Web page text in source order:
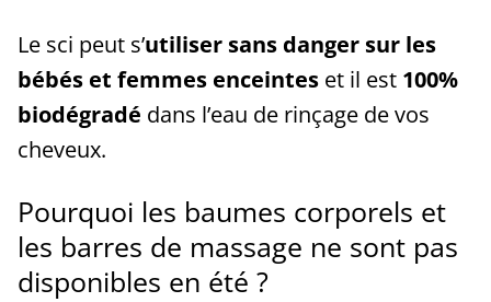
Le sci peut s’utiliser sans danger sur les
bébés et femmes enceintes et il est 100%
biodégradé dans l’eau de rinçage de vos
cheveux.
Pourquoi les baumes corporels et
les barres de massage ne sont pas
disponibles en été ?